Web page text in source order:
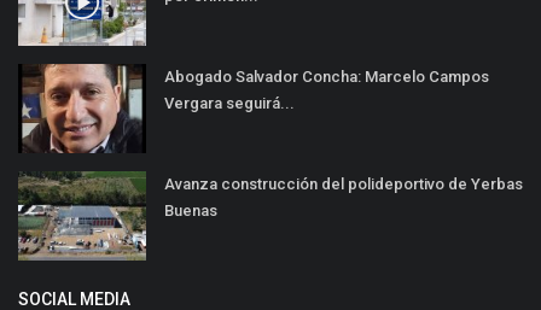
Abogado Salvador Concha: Marcelo Campos
Vergara seguirá...
Avanza construcción del polideportivo de Yerbas
Buenas
SOCIAL MEDIA